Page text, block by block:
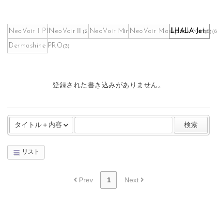
NeoVoirⅠPLUS(262)
NeoVoirⅡ (21)NeoVoir Mini(9)
NeoVoir Maskpack Maker
LHALA Jet(5)
Dermashine PRO(3)
登録された書き込みがありません。
検索
リスト
Prev 1 Next